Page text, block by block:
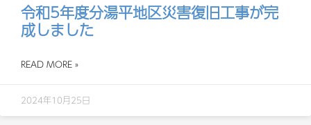
令和5年度分湯平地区災害復旧工事が完
成しました
READ MORE »
2024年10月25日